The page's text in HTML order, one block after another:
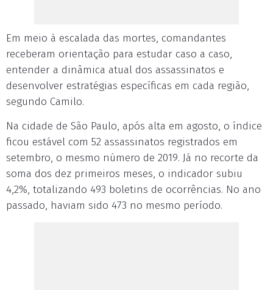
Em meio à escalada das mortes, comandantes
receberam orientação para estudar caso a caso,
entender a dinâmica atual dos assassinatos e
desenvolver estratégias específicas em cada região,
segundo Camilo.
Na cidade de São Paulo, após alta em agosto, o índice
ficou estável com 52 assassinatos registrados em
setembro, o mesmo número de 2019. Já no recorte da
soma dos dez primeiros meses, o indicador subiu
4,2%, totalizando 493 boletins de ocorrências. No ano
passado, haviam sido 473 no mesmo período.